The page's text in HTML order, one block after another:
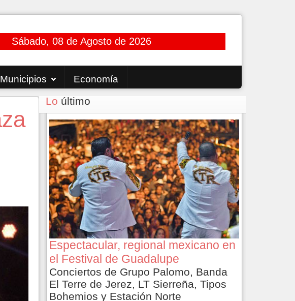
Sábado, 08 de Agosto de 2026
Municipios Economía
Lo último
Espectacular, regional mexicano en
el Festival de Guadalupe
Conciertos de Grupo Palomo, Banda
El Terre de Jerez, LT Sierreña, Tipos
Bohemios y Estación Norte